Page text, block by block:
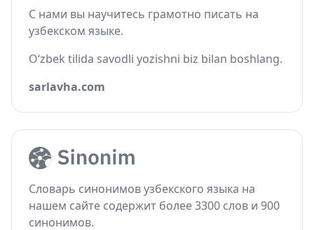
С нами вы научитесь грамотно писать на
узбекском языке.
O‘zbek tilida savodli yozishni biz bilan boshlang.
sarlavha.com
Словарь синонимов узбекского языка на
нашем сайте содержит более 3300 слов и 900
синонимов.